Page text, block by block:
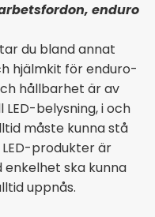
enduro
du bland annat
hjälmkit för enduro-
hållbarhet är av
belysning, i och
måste kunna stå
produkter är
ska kunna
uppnås.